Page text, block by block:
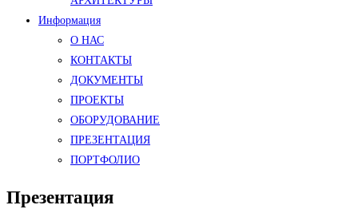
Информация
О НАС
КОНТАКТЫ
ДОКУМЕНТЫ
ПРОЕКТЫ
ОБОРУДОВАНИЕ
ПРЕЗЕНТАЦИЯ
ПОРТФОЛИО
Презентация